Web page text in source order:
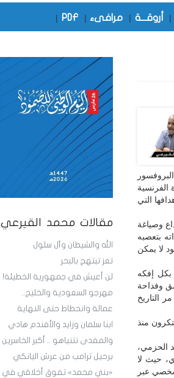
| أروقـــة | مرافىء |
PDF
|
مقالات محمد القيرعي
الله والشيطان وآل سلول
تعز تبتهج بالبحر
لن أعيش في جمهورية الخطيئة!
مهرجو السعودية والخليج..
عمالة وانحطاط حتى النهاية
ابنا سلمان وزايد والأفندم هادي
والمفدى نتنياهو .. أكبر الخاسرين
برحيل ترامب من عرش اليانكي
«بني محمد» تفوق أخلاقي في
الفرنسية
التي
وصياغة
بتعصبه
لا يمكن
إفكه
وفداحة
التاريخ
منذ
الحزمي،
حيث لا
شخصي عبر